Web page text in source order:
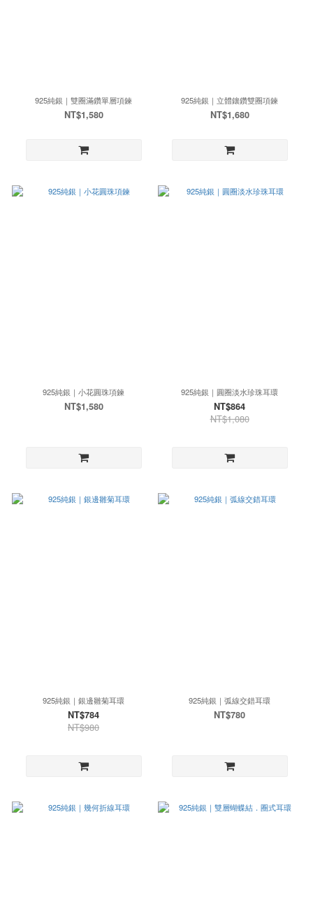
925純銀｜雙圈滿鑽單層項鍊
NT$1,580
925純銀｜立體鑲鑽雙圈項鍊
NT$1,680
925純銀｜小花圓珠項鍊
NT$1,580
925純銀｜圓圈淡水珍珠耳環
NT$864
NT$1,080
925純銀｜銀邊雛菊耳環
NT$784
NT$980
925純銀｜弧線交錯耳環
NT$780